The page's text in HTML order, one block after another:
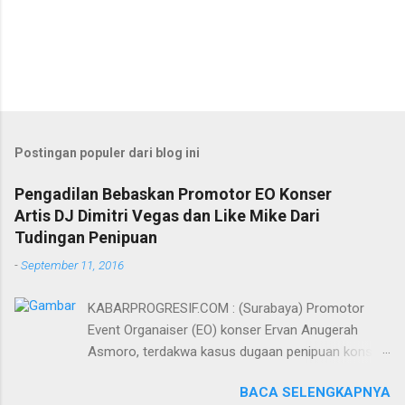
Postingan populer dari blog ini
Pengadilan Bebaskan Promotor EO Konser
Artis DJ Dimitri Vegas dan Like Mike Dari
Tudingan Penipuan
-September 11, 2016
KABARPROGRESIF.COM : (Surabaya) Promotor
Event Organaiser (EO) konser Ervan Anugerah
Asmoro, terdakwa kasus dugaan penipuan konser
dari tuntutan 1,5 tahun penjara yang diajukan Jaksa
BACA SELENGKAPNYA